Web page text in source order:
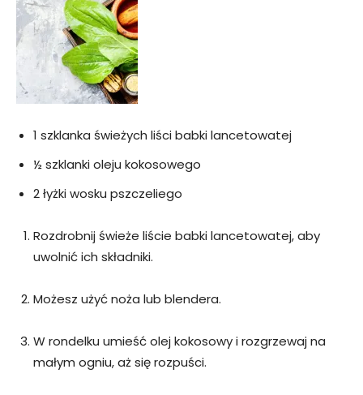
1 szklanka świeżych liści babki lancetowatej
½ szklanki oleju kokosowego
2 łyżki wosku pszczeliego
Rozdrobnij świeże liście babki lancetowatej, aby
uwolnić ich składniki.
Możesz użyć noża lub blendera.
W rondelku umieść olej kokosowy i rozgrzewaj na
małym ogniu, aż się rozpuści.